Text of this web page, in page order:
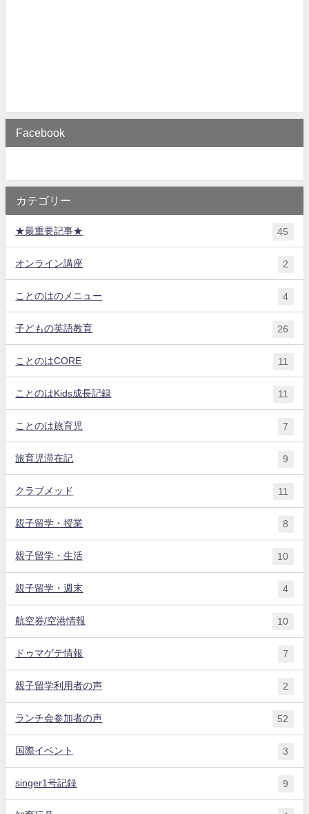
Facebook
カテゴリー
★最重要記事★ 45
オンライン講座 2
ことのはのメニュー 4
子どもの英語教育 26
ことのはCORE 11
ことのはKids成長記録 11
ことのは旅育児 7
旅育児滞在記 9
クラブメッド 11
親子留学・授業 8
親子留学・生活 10
親子留学・週末 4
航空券/空港情報 10
ドゥマゲテ情報 7
親子留学利用者の声 2
ランチ会参加者の声 52
国際イベント 3
singer1号記録 9